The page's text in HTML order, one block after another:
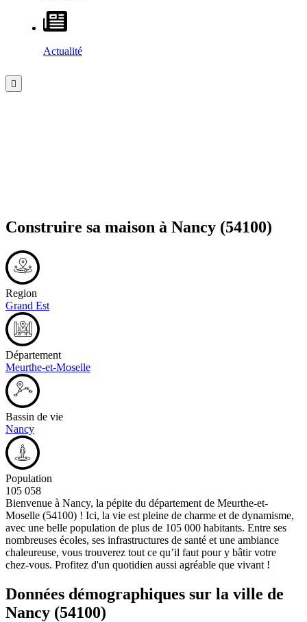
Actualité
Construire sa maison à Nancy (54100)
Region
Grand Est
Département
Meurthe-et-Moselle
Bassin de vie
Nancy
Population
105 058
Bienvenue à Nancy, la pépite du département de Meurthe-et-
Moselle (54100) ! Ici, la vie est pleine de charme et de dynamisme,
avec une belle population de plus de 105 000 habitants. Entre ses
nombreuses écoles, ses infrastructures de santé et une ambiance
chaleureuse, vous trouverez tout ce qu’il faut pour y bâtir votre
chez-vous. Profitez d'un quotidien aussi agréable que vivant !
Données démographiques sur la ville de
Nancy (54100)